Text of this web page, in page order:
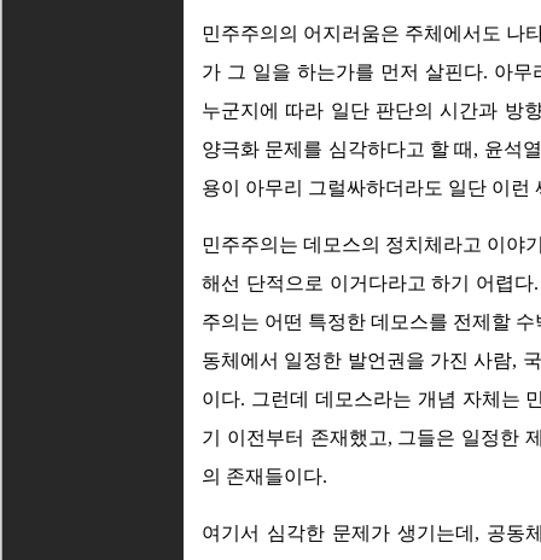
민주주의의 어지러움은 주체에서도 나
가 그 일을 하는가를 먼저 살핀다. 아
누군지에 따라 일단 판단의 시간과 방
양극화 문제를 심각하다고 할 때, 윤석
용이 아무리 그럴싸하더라도 일단 이
민주주의는 데모스의 정치체라고 이야
해선 단적으로 이거다라고 하기 어렵
주의는 어떤 특정한 데모스를 전제할
동체에서 일정한 발언권을 가진 사람,
이다. 그런데 데모스라는 개념 자체는
기 이전부터 존재했고, 그들은 일정한
의 존재들이다.
여기서 심각한 문제가 생기는데, 공동